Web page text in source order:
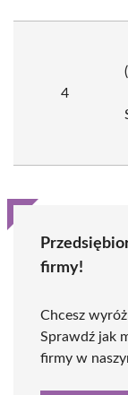
4
firmy!
Chcesz
Sprawdź jak
firmy w